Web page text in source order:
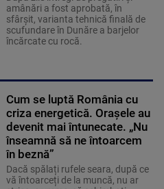
amânări a fost aprobată, în
sfârșit, varianta tehnică finală de
scufundare în Dunăre a barjelor
încărcate cu rocă.
Cum se luptă România cu
criza energetică. Orașele au
devenit mai întunecate. „Nu
înseamnă să ne întoarcem
în beznă”
Dacă spălați rufele seara, după ce
vă întoarceți de la muncă, nu ar